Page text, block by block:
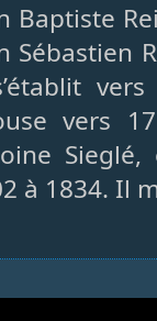
Baptiste
Sébastien
vers
à 1834. Il